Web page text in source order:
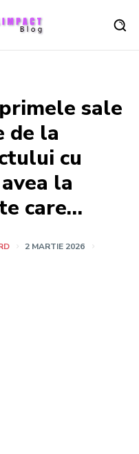
sale
de la
cu
la
care…
2 MARTIE 2026